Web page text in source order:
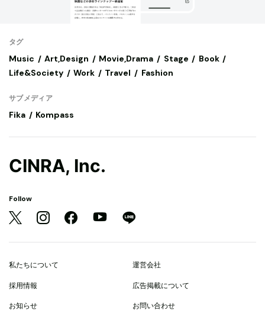
タグ
Music Art,Design Movie,Drama Stage
Book
Life&Society
Work Travel Fashion
サブメディア
Fika Kompass
CINRA, Inc.
Follow
私たちについて 運営会社
採用情報 広告掲載について
お知らせ お問い合わせ